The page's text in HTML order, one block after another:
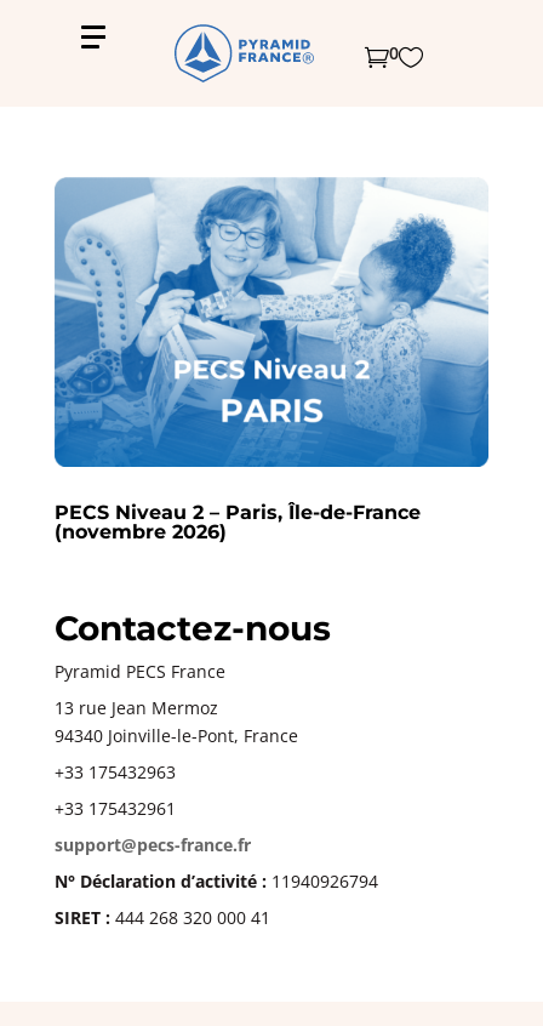
0
PECS Niveau 2 – Paris, Île-de-France
(novembre 2026)
Contactez-nous
Pyramid PECS France
13 rue Jean Mermoz
94340 Joinville-le-Pont, France
+33 175432963
+33 175432961
support@pecs-france.fr
N° Déclaration d’activité :11940926794
SIRET :444 268 320 000 41